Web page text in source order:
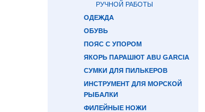
РУЧНОЙ РАБОТЫ
ОДЕЖДА
ОБУВЬ
ПОЯС С УПОРОМ
ЯКОРЬ ПАРАШЮТ ABU GARCIA
СУМКИ ДЛЯ ПИЛЬКЕРОВ
ИНСТРУМЕНТ ДЛЯ МОРСКОЙ
РЫБАЛКИ
ФИЛЕЙНЫЕ НОЖИ